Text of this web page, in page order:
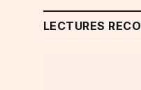
LECTURES